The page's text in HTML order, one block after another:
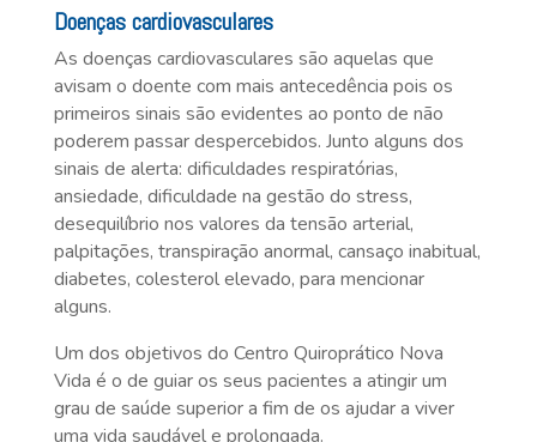
Doenças cardiovasculares
As doenças cardiovasculares são aquelas que
avisam o doente com mais antecedência pois os
primeiros sinais são evidentes ao ponto de não
poderem passar despercebidos. Junto alguns dos
sinais de alerta: dificuldades respiratórias,
ansiedade, dificuldade na gestão do stress,
desequilíbrio nos valores da tensão arterial,
palpitações, transpiração anormal, cansaço inabitual,
diabetes, colesterol elevado, para mencionar
alguns.
Um dos objetivos do Centro Quiroprático Nova
Vida é o de guiar os seus pacientes a atingir um
grau de saúde superior a fim de os ajudar a viver
uma vida saudável e prolongada.